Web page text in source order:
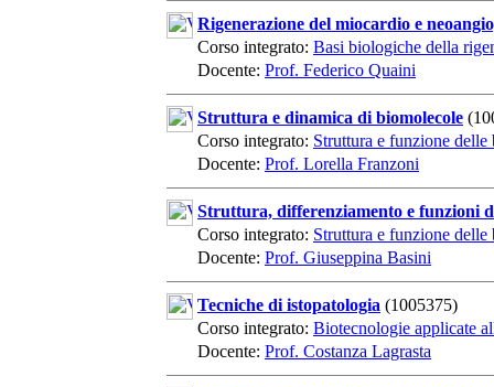
Rigenerazione del miocardio e
Corso integrato: Basi biologiche della
Docente: Prof. Federico Quaini
Struttura e dinamica di biomolecole
Corso integrato: Struttura e funzione
Docente: Prof. Lorella Franzoni
Struttura, differenziamento e funzioni
Corso integrato: Struttura e funzione
Docente: Prof. Giuseppina Basini
Tecniche di istopatologia (1005375)
Corso integrato: Biotecnologie applicate
Docente: Prof. Costanza Lagrasta